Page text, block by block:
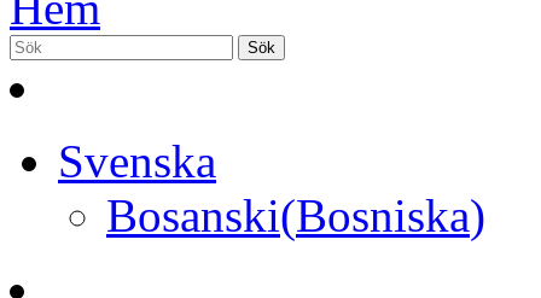
Svenska
Bosanski(Bosniska)